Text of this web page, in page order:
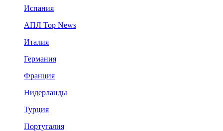
Испания
АПЛ Top News
Италия
Германия
Франция
Нидерланды
Турция
Португалия